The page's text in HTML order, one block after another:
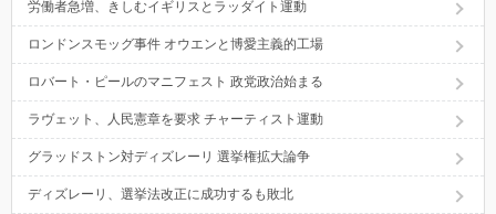
労働者急増、きしむイギリスとラッダイト運動
ロンドンスモッグ事件 オウエンと博愛主義的工場
ロバート・ピールのマニフェスト 政党政治始まる
ラヴェット、人民憲章を要求 チャーティスト運動
グラッドストン対ディズレーリ 選挙権拡大論争
ディズレーリ、選挙法改正に成功するも敗北